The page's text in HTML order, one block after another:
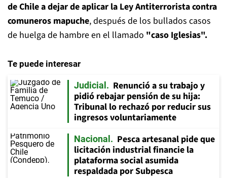
de Chile a dejar de aplicar la Ley Antiterrorista contra
comuneros mapuche, después de los bullados casos
de huelga de hambre en el llamado "caso Iglesias".
Te puede interesar
Judicial
Renunció a su trabajo y
pidió rebajar pensión de su hija:
Tribunal lo rechazó por reducir sus
ingresos voluntariamente
Nacional
Pesca artesanal pide que
licitación industrial financie la
plataforma social asumida
respaldada por Subpesca